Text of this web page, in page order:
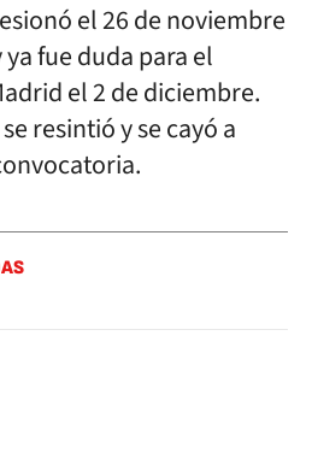
el 26 de noviembre
fue duda para el
el 2 de diciembre.
resintió y se cayó a